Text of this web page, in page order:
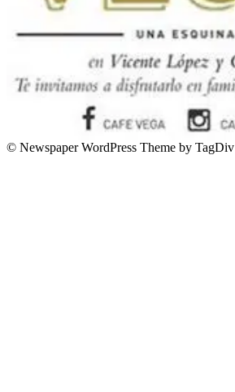
© Newspaper WordPress Theme by TagDiv